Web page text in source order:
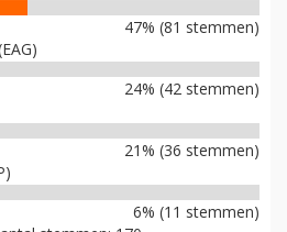
47% (81 stemmen)
24% (42 stemmen)
21% (36 stemmen)
6% (11 stemmen)